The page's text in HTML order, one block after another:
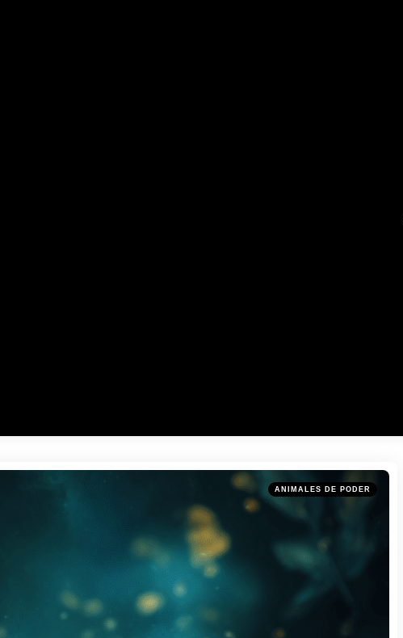
Categories
Posted
in
ANIMALES DE PODER